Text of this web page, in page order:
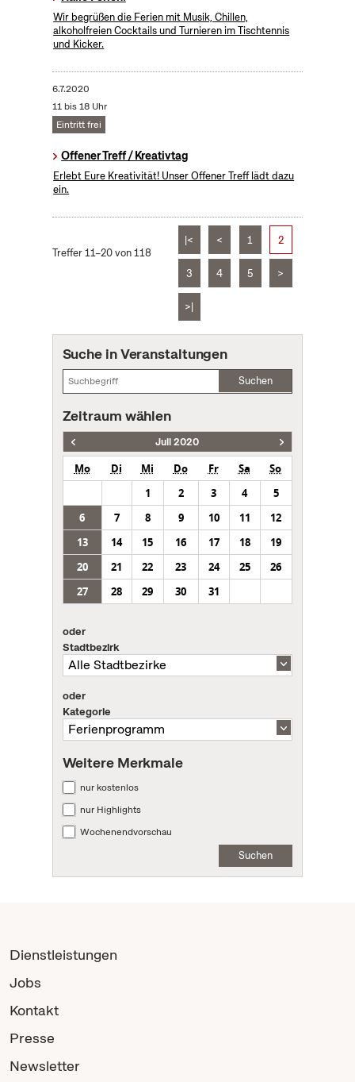
Wir begrüßen die Ferien mit Musik, Chillen,
alkoholfreien Cocktails und Turnieren im Tischtennis
und Kicker.
6.7.2020
11 bis 18 Uhr
Eintritt frei
Offener Treff / Kreativtag
Erlebt Eure Kreativität! Unser Offener Treff lädt dazu
ein.
Treffer 11–20 von 118
|< < 1 2
3 4 5 >
>|
Suche in Veranstaltungen
Suchen
Zeitraum wählen
Juli 2020
Mo Di Mi Do Fr Sa
So
1
2 3 4
5
6
7 8 9 10 11
12
13
14 15 16 17 18
19
20
21 22 23 24 25
26
27
28 29 30 31
oder
Stadtbezirk
oder
Kategorie
Weitere Merkmale
nur kostenlos
nur Highlights
Wochenendvorschau
Suchen
Dienstleistungen
Jobs
Kontakt
Presse
Newsletter